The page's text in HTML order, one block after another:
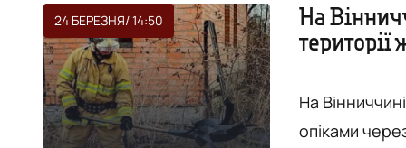
24 БЕРЕЗНЯ/ 14:50
На
На
опіками через